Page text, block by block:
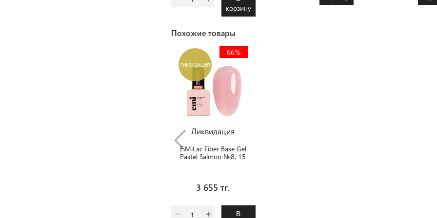
корзину
Похожие товары
Ликвидация
ЛИКВИДАЦИЯ
66%
E.MiLac Fiber Base Gel
Pastel Salmon №8, 15
3 655 тг.
В